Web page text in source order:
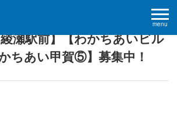
menu
瀬駅前】【わかちあいビル
ちあい甲賀⑤】募集中！